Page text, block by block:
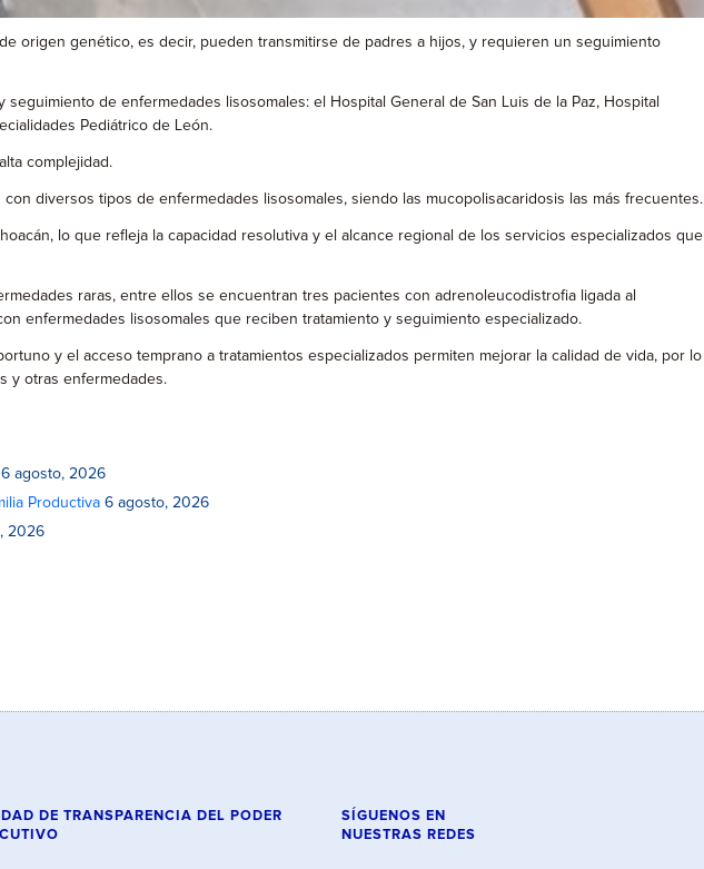
genético, es decir, pueden transmitirse de padres a hijos, y requieren un seguimiento
de enfermedades lisosomales: el Hospital General de San Luis de la Paz, Hospital
Pediátrico de León.
complejidad.
diversos tipos de enfermedades lisosomales, siendo las mucopolisacaridosis las más frecuentes.
lo que refleja la capacidad resolutiva y el alcance regional de los servicios especializados que
raras, entre ellos se encuentran tres pacientes con adrenoleucodistrofia ligada al
enfermedades lisosomales que reciben tratamiento y seguimiento especializado.
y el acceso temprano a tratamientos especializados permiten mejorar la calidad de vida, por lo
y otras enfermedades.
6 agosto, 2026
Productiva 6 agosto, 2026
2026
DE TRANSPARENCIA DEL PODER
SÍGUENOS EN
NUESTRAS REDES